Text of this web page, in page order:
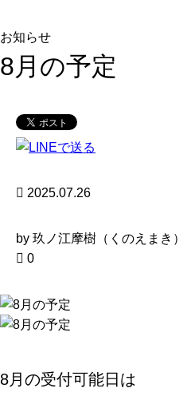
お知らせ
8月の予定
2025.07.26
by 玖ノ江摩樹（くのえまき）
0
8月の受付可能日は